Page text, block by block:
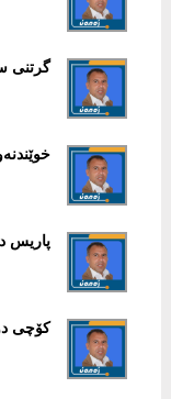
گرتنی
پاریس
کۆچی